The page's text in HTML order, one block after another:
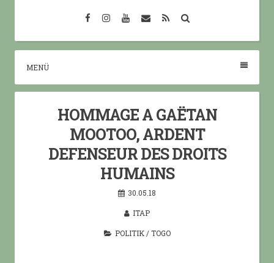
FacebookInstagramYouTube
EmailRSS
MENÜ
HOMMAGE A GAËTAN
MOOTOO, ARDENT
DEFENSEUR DES DROITS
HUMAINS
30.05.18
ITAP
POLITIK/TOGO